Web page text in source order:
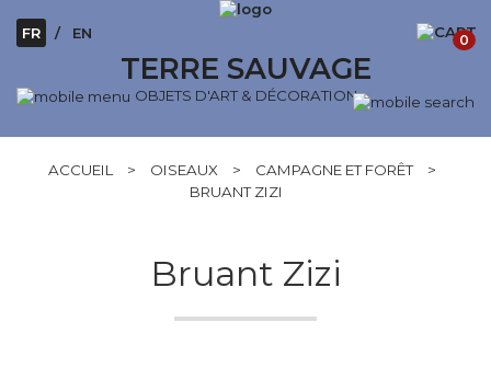
TERRE SAUVAGE
OBJETS D'ART & DÉCORATION
FR EN 0
ACCUEIL > OISEAUX > CAMPAGNE ET FORÊT
>
BRUANT ZIZI
Bruant Zizi